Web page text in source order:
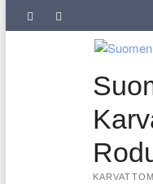
SuKaRo
Instagramisssa
kysytyt
meksikolaiset
perulaiset
jäsenrekisterin